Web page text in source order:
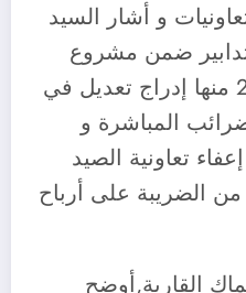
و أشار السيد
ضمن مشروع
قانون المالية لسنة 2023 منها إدراج تعديل في
الضرائب المباشرة و
تعاونية الصيد
من الضريبة على أرباح
القارية,أوضح